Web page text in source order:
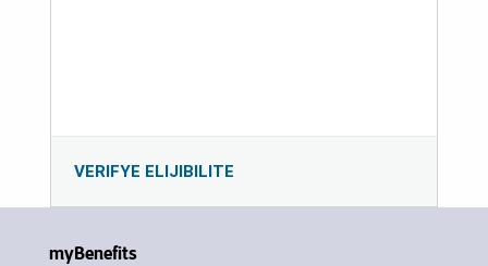
VERIFYE ELIJIBILITE
myBenefits